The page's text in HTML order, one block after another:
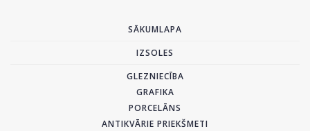
SĀKUMLAPA
IZSOLES
GLEZNIECĪBA
GRAFIKA
PORCELĀNS
ANTIKVĀRIE PRIEKŠMETI